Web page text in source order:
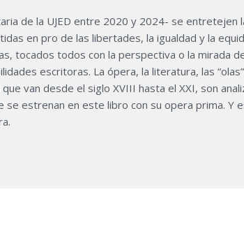
de la UJED entre 2020 y 2024- se entretejen
en pro de las libertades, la igualdad y la
tocados todos con la perspectiva o la mirada
escritoras. La ópera, la literatura, las
van desde el siglo XVIII hasta el XXI, son
se estrenan en este libro con su opera prima. Y